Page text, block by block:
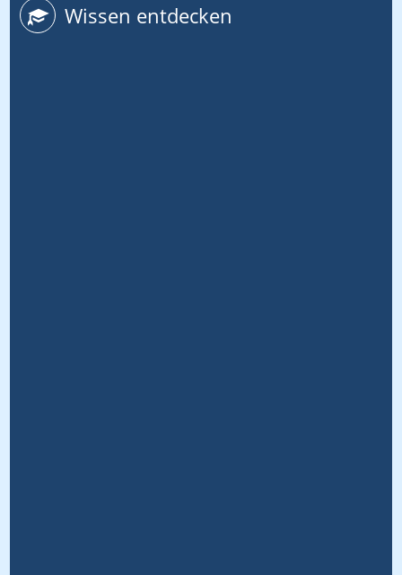
Wissen entdecken